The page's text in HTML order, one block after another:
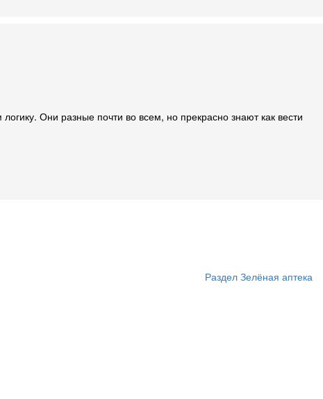
Они разные почти во всем, но прекрасно знают как вести
Раздел Зелёная аптека